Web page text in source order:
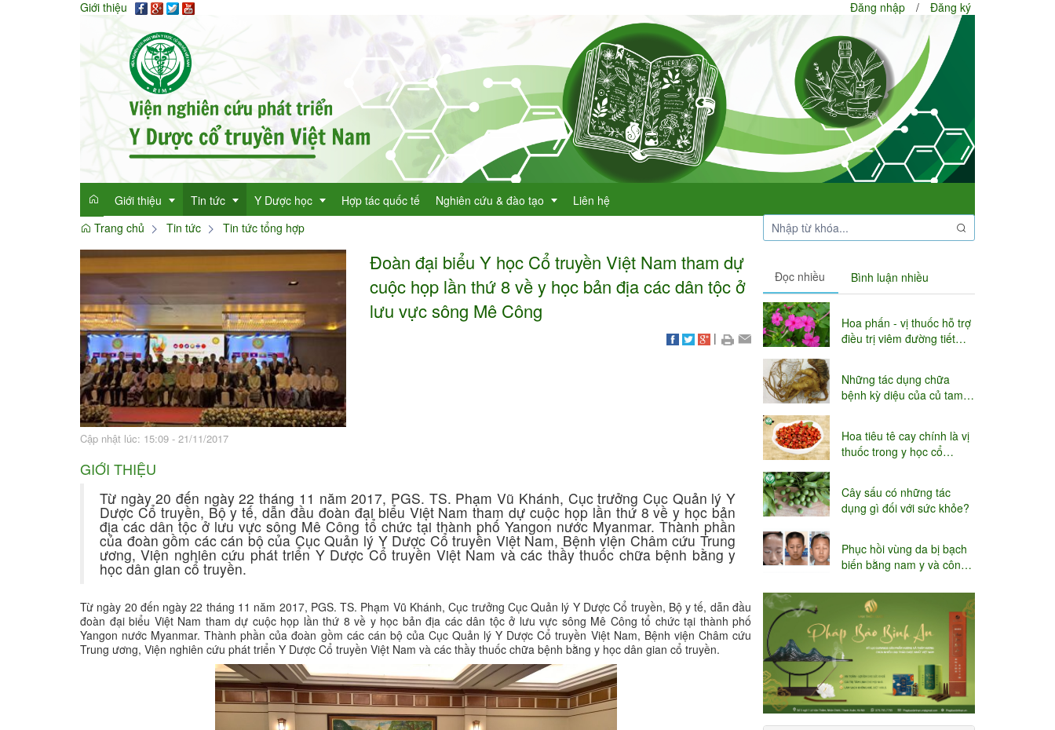
Giới thiệu Đăng nhập / Đăng ký
Giới thiệu
Giới thiệu
Mục đích
Chức năng nhiệm vụ
Tin tức
Tin tức tổng hợp
Tin tức trong ngành
Y Dược học
Thông tin y học
Cây thuốc quý Danh lục cây thuốc
Danh lục cây thuốc Việt Nam
Làm đẹp với thảo dược
Bài thuốc hay
Sức khỏe ngàn vàng
Hợp tác quốc tế Nghiên cứu & đào tạo
Dự án KHCN
Đề tài nghiên cứu
Liên hệ
Trang chủ
Tin tức Tin tức tổng hợp
Cập nhật lúc: 15:09 - 21/11/2017
Đoàn đại biểu Y học Cổ truyền Việt Nam tham dự
cuộc họp lần thứ 8 về y học bản địa các dân tộc ở
lưu vực sông Mê Công
|
GIỚI THIỆU
Từ ngày 20 đến ngày 22 tháng 11 năm 2017, PGS. TS. Phạm Vũ Khánh, Cục trưởng Cục Quản lý Y
Dược Cổ truyền, Bộ y tế, dẫn đầu đoàn đại biểu Việt Nam tham dự cuộc họp lần thứ 8 về y học bản
địa các dân tộc ở lưu vực sông Mê Công tổ chức tại thành phố Yangon nước Myanmar. Thành phần
của đoàn gồm các cán bộ của Cục Quản lý Y Dược Cổ truyền Việt Nam, Bệnh viện Châm cứu Trung
ương, Viện nghiên cứu phát triển Y Dược Cổ truyền Việt Nam và các thầy thuốc chữa bệnh bằng y
học dân gian cổ truyền.
Từ ngày 20 đến ngày 22 tháng 11 năm 2017, PGS. TS. Phạm Vũ Khánh, Cục trưởng Cục Quản lý Y Dược Cổ truyền, Bộ y tế, dẫn đầu
đoàn đại biểu Việt Nam tham dự cuộc họp lần thứ 8 về y học bản địa các dân tộc ở lưu vực sông Mê Công tổ chức tại thành phố
Yangon nước Myanmar. Thành phần của đoàn gồm các cán bộ của Cục Quản lý Y Dược Cổ truyền Việt Nam, Bệnh viện Châm cứu
Trung ương, Viện nghiên cứu phát triển Y Dược Cổ truyền Việt Nam và các thầy thuốc chữa bệnh bằng y học dân gian cổ truyền.
Đọc nhiều Bình luận nhiều
Hoa phấn - vị thuốc hỗ trợ
điều trị viêm đường tiết
Những tác dụng chữa
bệnh kỳ diệu của củ tam
Hoa tiêu tê cay chính là vị
thuốc trong y học cổ
Cây sấu có những tác
dụng gì đối với sức khỏe?
Phục hồi vùng da bị bạch
biến bằng nam y và công